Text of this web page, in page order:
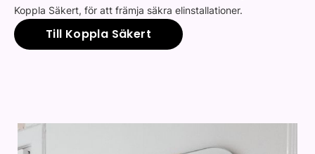
Koppla Säkert, för att främja säkra elinstallationer.
Till Koppla Säkert